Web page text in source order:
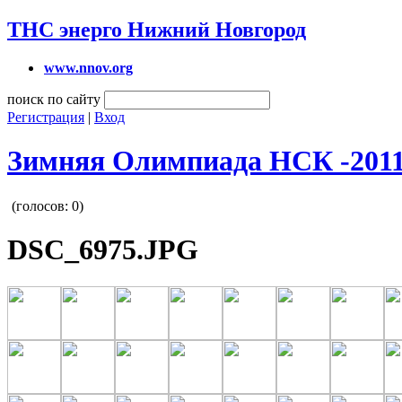
ТНС энерго Нижний Новгород
www.nnov.org
поиск по сайту
Регистрация | Вход
Зимняя Олимпиада НСК -
(голосов: 0)
DSC_6975.JPG